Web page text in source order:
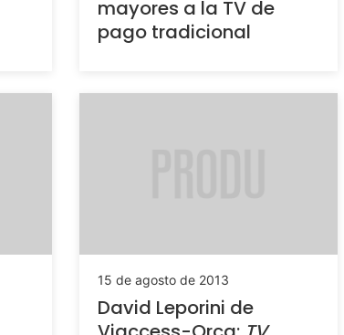
mayores a la TV de
pago tradicional
15 de agosto de 2013
David Leporini de